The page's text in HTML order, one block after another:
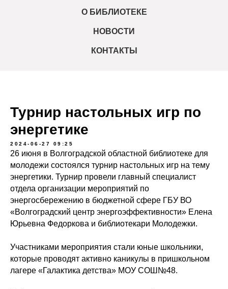
О БИБЛИОТЕКЕ
НОВОСТИ
КОНТАКТЫ
Турнир настольных игр по
энергетике
2024-06-27 09:25
26 июня в Волгоградской областной библиотеке для
молодежи состоялся турнир настольных игр на тему
энергетики. Турнир провели главный специалист
отдела организации мероприятий по
энергосбережению в бюджетной сфере ГБУ ВО
«Волгоградский центр энергоэффективности» Елена
Юрьевна Федоркова и библиотекари Молодежки.
Участниками мероприятия стали юные школьники,
которые проводят активно каникулы в пришкольном
лагере «Галактика детства» МОУ СОШ№48.